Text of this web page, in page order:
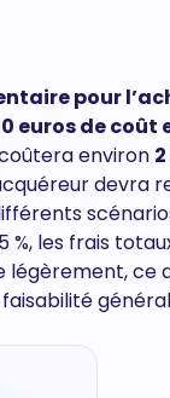
pour
euros de coût
environ
devra
%, les frais
légèrement, ce